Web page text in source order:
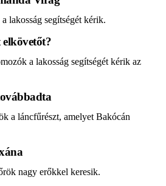
lakosság segítségét kérik.
a lakosság segítségét kérik az
a láncfűrészt, amelyet Bakócán
nagy erőkkel keresik.